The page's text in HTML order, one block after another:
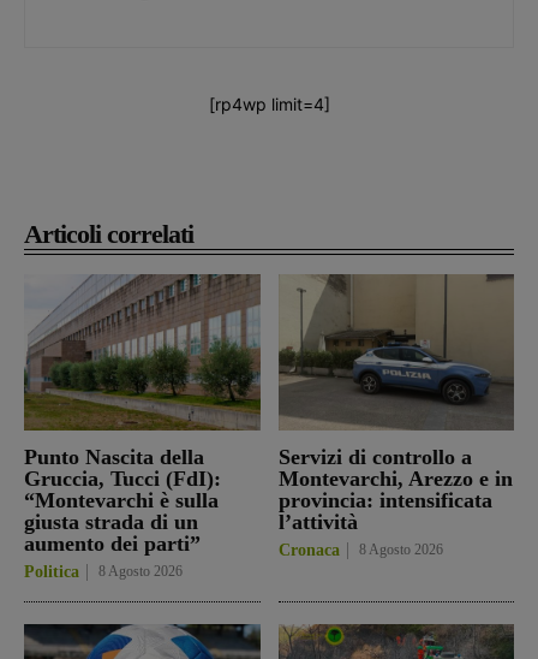
Articoli correlati
Punto Nascita della
Gruccia, Tucci (FdI):
“Montevarchi è sulla
giusta strada di un
aumento dei parti”
Politica 8 Agosto 2026
Servizi di controllo a
Montevarchi, Arezzo e in
provincia: intensificata
l’attività
Cronaca 8 Agosto 2026
[rp4wp limit=4]